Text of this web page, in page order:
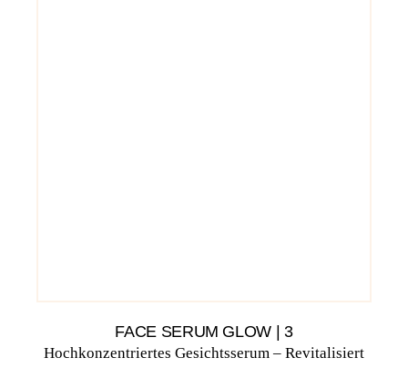
FACE SERUM GLOW | 3
Hochkonzentriertes Gesichtsserum – Revitalisiert